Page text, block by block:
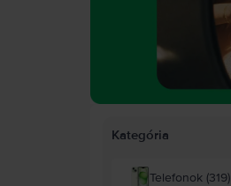
Kategória
Telefonok (319)